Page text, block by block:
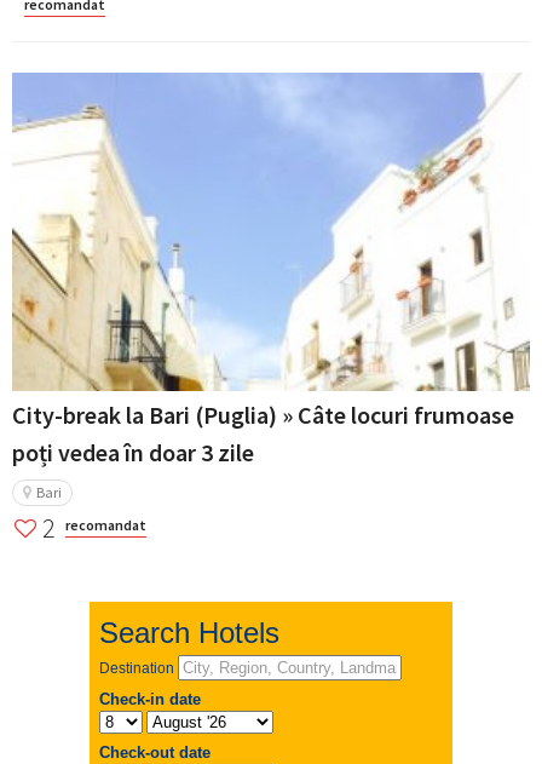
recomandat
City-break la Bari (Puglia) » Câte locuri frumoase
poți vedea în doar 3 zile
Bari
2 recomandat